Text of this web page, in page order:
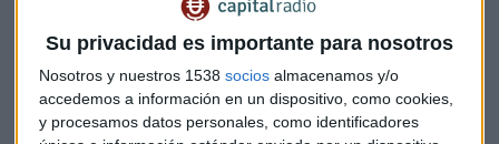
Su privacidad es importante para nosotros
Nosotros y nuestros 1538 socios almacenamos y/o
accedemos a información en un dispositivo, como cookies,
y procesamos datos personales, como identificadores
Atención a los tipos del BCE
Marc Ribes, desde Blackbird Broker, explica quela
rentabilidad del banco es muy elevada, "de hecho es
líder en rentabilidad", pero también es cierto que la